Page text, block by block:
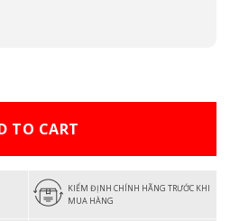
TO CART
KIỂM ĐỊNH CHÍNH HÃNG TRƯỚC KHI
MUA HÀNG